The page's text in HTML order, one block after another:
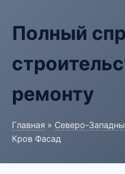
Полный
ремонту
Главная » Северо-
Кров Фасад